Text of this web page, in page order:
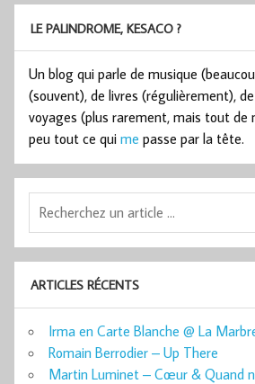
LE PALINDROME, KESACO ?
Un blog qui parle de musique
(souvent), de livres (régulièrement),
voyages (plus rarement, mais tout de
peu tout ce qui me passe par la tête.
ARTICLES RÉCENTS
Irma en Carte Blanche @ La
Romain Berrodier – Up There
Martin Luminet – Cœur & Quand